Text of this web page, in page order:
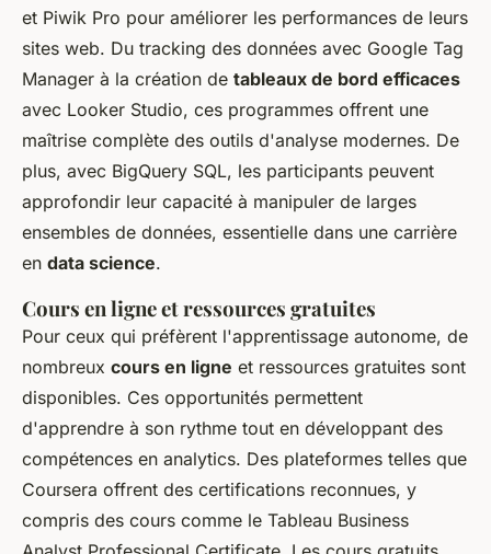
et Piwik Pro pour améliorer les performances de leurs
sites web. Du tracking des données avec Google Tag
Manager à la création de tableaux de bord efficaces
avec Looker Studio, ces programmes offrent une
maîtrise complète des outils d'analyse modernes. De
plus, avec BigQuery SQL, les participants peuvent
approfondir leur capacité à manipuler de larges
ensembles de données, essentielle dans une carrière
en data science.
Cours en ligne et ressources gratuites
Pour ceux qui préfèrent l'apprentissage autonome, de
nombreux cours en ligne et ressources gratuites sont
disponibles. Ces opportunités permettent
d'apprendre à son rythme tout en développant des
compétences en analytics. Des plateformes telles que
Coursera offrent des certifications reconnues, y
compris des cours comme le Tableau Business